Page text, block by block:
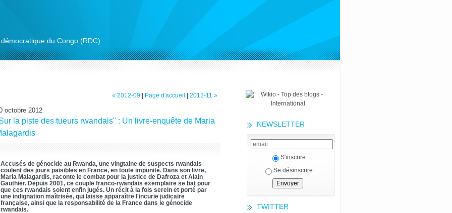
du Congo (RDC)
NEWSLETTER
S'inscrire
Se désinscrire
TWITTER
« 2012-09 | Page d'accueil | 2012-11 »
octobre 2012
la piste des tueurs rwandais" : Un livre-enquête de Maria
Accusés de génocide au Rwanda, une vingtaine de suspects rwandais
coulent des jours paisibles en France, en toute impunité. Dans son livre,
Maria Malagardis, raconte le combat pour la justice de Dafroza et Alain
Gauthier. Depuis 2001, ce couple franco-rwandais exemplaire se bat pour
que ces rwandais soient enfin jugés. Un récit à la fois serein et porté par
une indignation maîtrisée, qui laisse apparaître l'incurie judicaire
française, ainsi que la responsabilité de la France dans le génocide
rwandais.